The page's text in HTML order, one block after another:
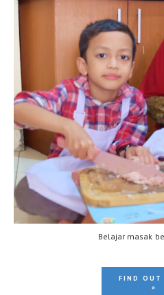
Belajar masak
FIND OUT
»